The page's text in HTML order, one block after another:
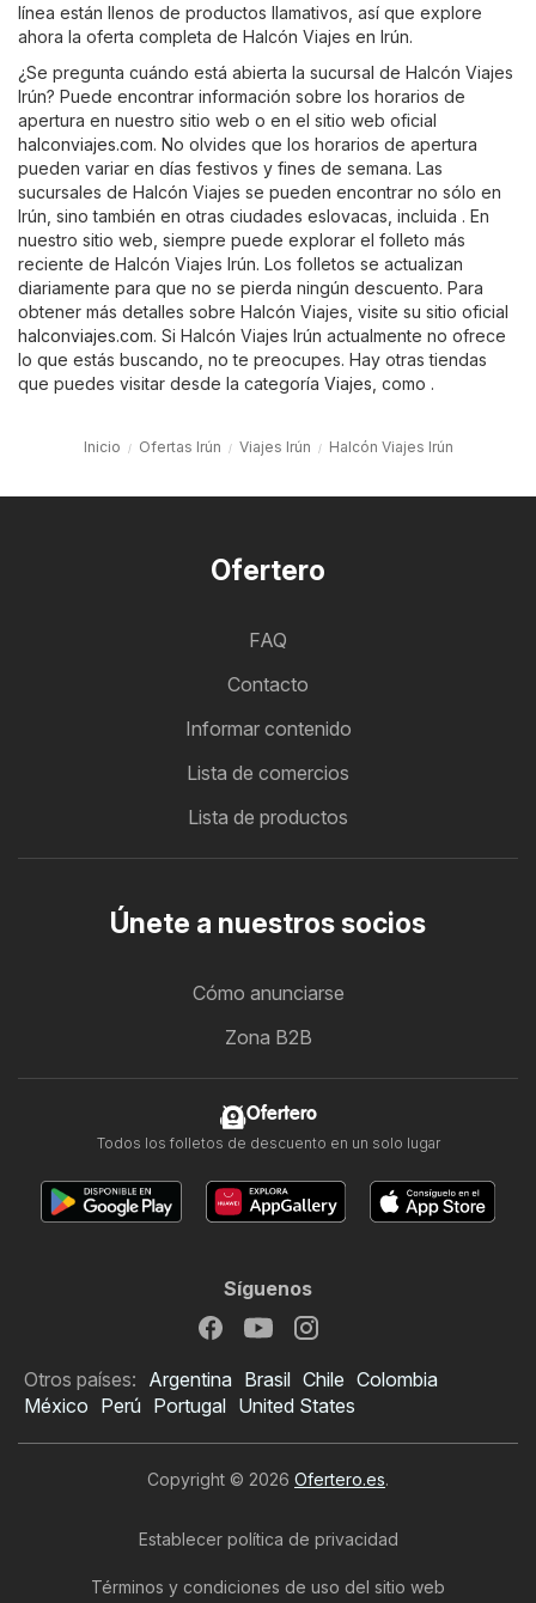
línea están llenos de productos llamativos, así que explore
ahora la oferta completa de Halcón Viajes en Irún.
¿Se pregunta cuándo está abierta la sucursal de Halcón Viajes
Irún? Puede encontrar información sobre los horarios de
apertura en nuestro sitio web o en el sitio web oficial
halconviajes.com. No olvides que los horarios de apertura
pueden variar en días festivos y fines de semana. Las
sucursales de Halcón Viajes se pueden encontrar no sólo en
Irún, sino también en otras ciudades eslovacas, incluida . En
nuestro sitio web, siempre puede explorar el folleto más
reciente de Halcón Viajes Irún. Los folletos se actualizan
diariamente para que no se pierda ningún descuento. Para
obtener más detalles sobre Halcón Viajes, visite su sitio oficial
halconviajes.com. Si Halcón Viajes Irún actualmente no ofrece
lo que estás buscando, no te preocupes. Hay otras tiendas
que puedes visitar desde la categoría Viajes , como .
Inicio Ofertas Irún Viajes Irún Halcón Viajes Irún
Ofertero
FAQ
Contacto
Informar contenido
Lista de comercios
Lista de productos
Únete a nuestros socios
Cómo anunciarse
Zona B2B
Ofertero
Todos los folletos de descuento en un solo lugar
Síguenos
Otros países: Argentina Brasil Chile Colombia
México Perú Portugal United States
Copyright © 2026 Ofertero.es.
Establecer política de privacidad
Términos y condiciones de uso del sitio web